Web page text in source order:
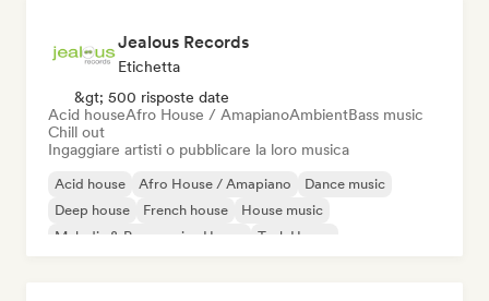
Jealous Records
Etichetta
&gt; 500 risposte date
Acid houseAfro House / AmapianoAmbientBass music
Chill out
Ingaggiare artisti o pubblicare la loro musica
Acid house Afro House / Amapiano
Dance music
Deep house
French house
House music
Melodic & Progressive House
Tech House